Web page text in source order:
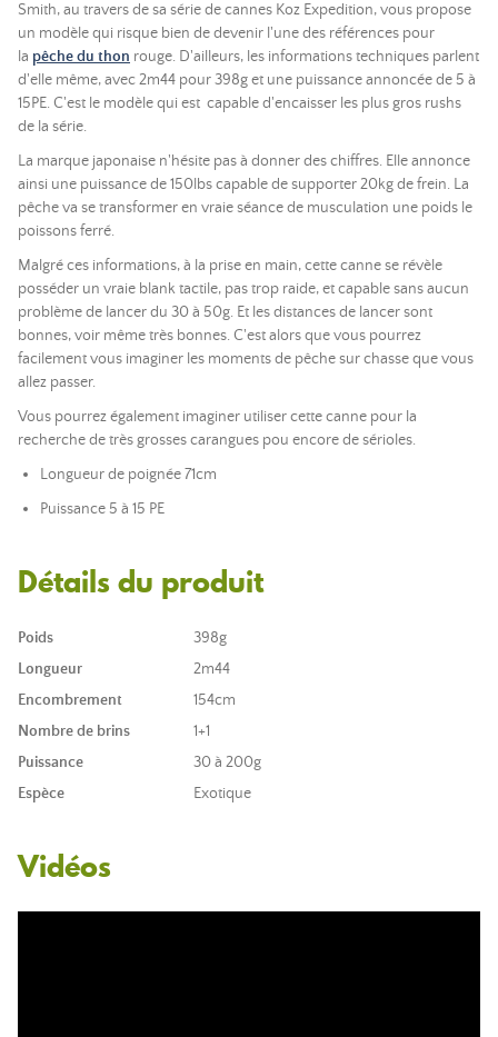
Smith, au travers de sa série de cannes Koz Expedition, vous propose
un modèle qui risque bien de devenir l'une des références pour
la pêche du thon rouge. D'ailleurs, les informations techniques parlent
d'elle même, avec 2m44 pour 398g et une puissance annoncée de 5 à
15PE. C'est le modèle qui est capable d'encaisser les plus gros rushs
de la série.
La marque japonaise n'hésite pas à donner des chiffres. Elle annonce
ainsi une puissance de 150lbs capable de supporter 20kg de frein. La
pêche va se transformer en vraie séance de musculation une poids le
poissons ferré.
Malgré ces informations, à la prise en main, cette canne se révèle
posséder un vraie blank tactile, pas trop raide, et capable sans aucun
problème de lancer du 30 à 50g. Et les distances de lancer sont
bonnes, voir même très bonnes. C'est alors que vous pourrez
facilement vous imaginer les moments de pêche sur chasse que vous
allez passer.
Vous pourrez également imaginer utiliser cette canne pour la
recherche de très grosses carangues pou encore de sérioles.
Longueur de poignée 71cm
Puissance 5 à 15 PE
Détails du produit
Poids
398g
Longueur
2m44
Encombrement
154cm
Nombre de brins
1+1
Puissance
30 à 200g
Espèce
Exotique
Vidéos